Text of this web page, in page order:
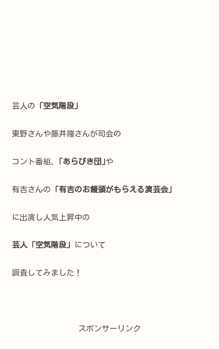
芸人の 「空気階段」
東野さんや藤井隆さんが司会の
コント番組、 ｢あらびき団｣ や
有吉さんの 「有吉のお饅頭がもらえる演芸会」
に出演し人気上昇中の
芸人「空気階段」 について
調査してみました！
スポンサーリンク